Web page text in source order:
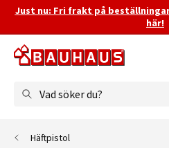
Just nu: Fri frakt på
här!
Vad söker du?
Häftpistol